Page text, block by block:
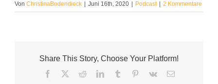
Von ChristinaBodendieck Juni 16th, 2020 Podcast 2 Kommentare
Share This Story, Choose Your Platform!
Facebook RedditLinkedInTumblr Pinterest
Vk
E-